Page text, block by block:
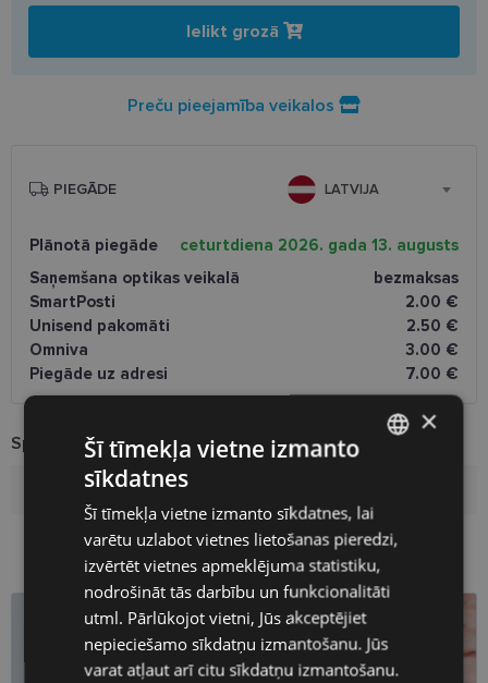
Specifikācija
Ielikt grozā
Preču pieejamība veikalos
PIEGĀDE LATVIJA
Plānotā piegāde
ceturtdiena 2026. gada 13. augusts
Saņemšana optikas veikalā
bezmaksas
SmartPosti
2.00 €
Unisend pakomāti
2.50 €
Omniva
3.00 €
Piegāde uz adresi
7.00 €
ENGLISH
FINNISH
×
Šī tīmekļa vietne izmanto
sīkdatnes
Šī tīmekļa vietne izmanto sīkdatnes, lai
varētu uzlabot vietnes lietošanas pieredzi,
izvērtēt vietnes apmeklējuma statistiku,
nodrošināt tās darbību un funkcionalitāti
utml. Pārlūkojot vietni, Jūs akceptējiet
nepieciešamo sīkdatņu izmantošanu. Jūs
varat atļaut arī citu sīkdatņu izmantošanu.